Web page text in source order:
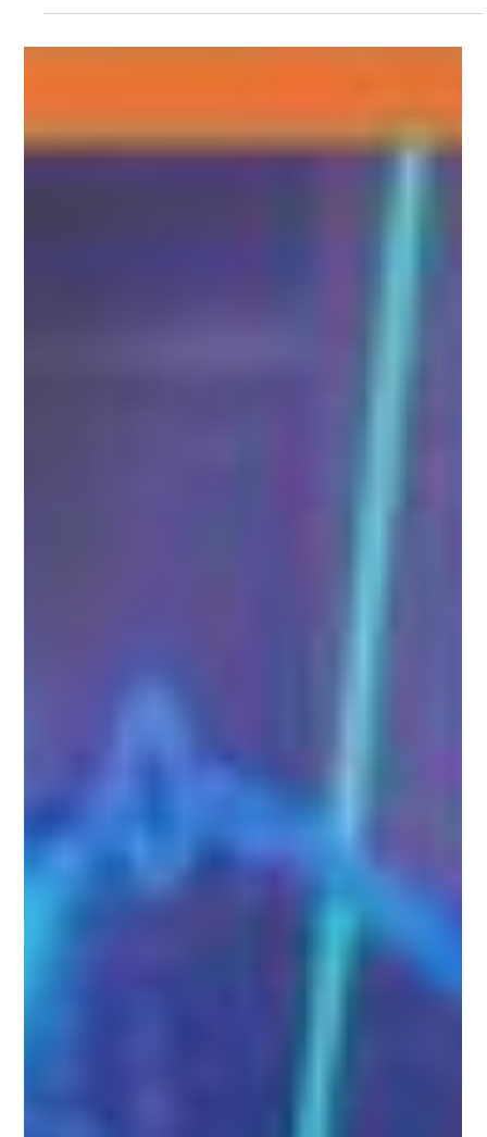
algo distinto: historias reales y experiencias directas de los